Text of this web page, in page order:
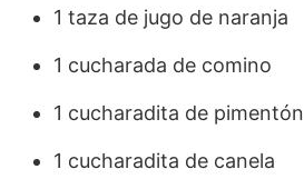
1 taza de jugo de naranja
1 cucharada de comino
1 cucharadita de pimentón
1 cucharadita de canela